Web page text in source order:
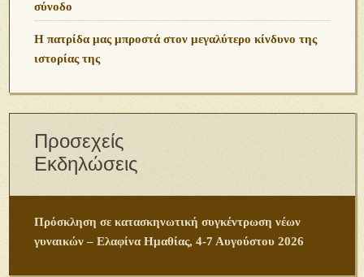
σύνοδο
Η πατρίδα μας μπροστά στον μεγαλύτερο κίνδυνο της
ιστορίας της
Προσεχείς
Εκδηλώσεις
Πρόσκληση σε κατασκηνωτική συγκέντρωση νέων
γυναικών – Ελαφίνα Ημαθίας, 4-7 Αυγούστου 2026